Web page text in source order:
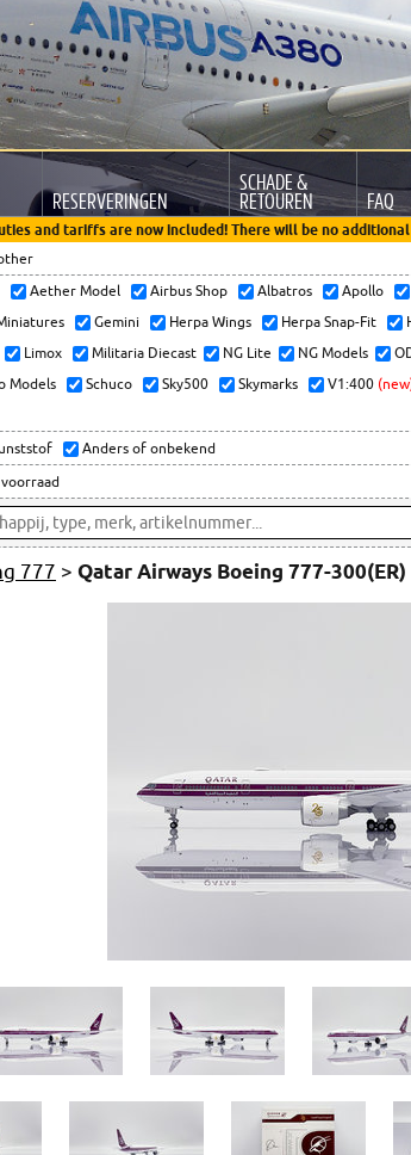
RESERVERINGEN
SCHADE &
RETOUREN FAQ
and tariffs are now included! There will be no
Aether Model Airbus Shop Albatros Apollo
Gemini Herpa Wings Herpa Snap-Fit
Limox
Militaria Diecast NG Lite NG Models
Models
Schuco Sky500 Skymarks V1:400
Anders of onbekend
777 > Qatar Airways Boeing 777-300(ER)